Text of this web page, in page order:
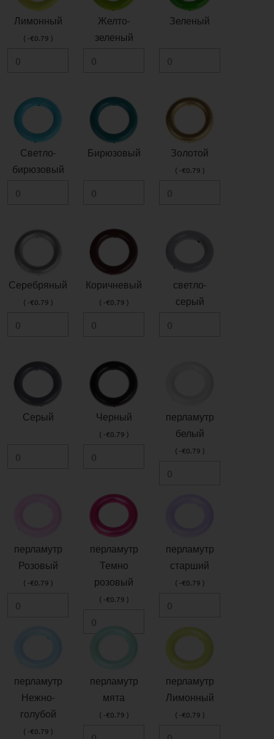
Лимонный
( -€0.79 )
Желто-
зеленый
Зеленый
Светло-
бирюзовый
Бирюзовый Золотой
( -€0.79 )
Серебряный
( -€0.79 )
Коричневый
( -€0.79 )
светло-
серый
Серый Черный
( -€0.79 )
перламутр
белый
( -€0.79 )
перламутр
Розовый
( -€0.79 )
перламутр
Темно
розовый
( -€0.79 )
перламутр
старший
( -€0.79 )
перламутр
Нежно-
голубой
( -€0.79 )
перламутр
мята
( -€0.79 )
перламутр
Лимонный
( -€0.79 )